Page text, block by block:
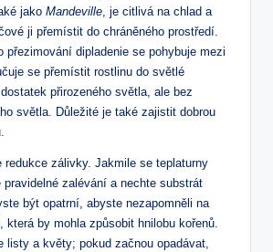
jako Mandeville, je citlivá⁢ na chlad ⁣a
ji přemístit do chráněného prostředí.
přezimování ⁢dipladenie se pohybuje mezi
se přemístit rostlinu do⁣ světlé
přirozeného ⁢světla, ale ​bez
světla. Důležité je také zajistit dobrou
redukce ‍zálivky. Jakmile se teplaturny
zalévání⁤ a nechte substrát⁤
být opatrní, abyste nezapomněli na
která by mohla‌ způsobit hnilobu ⁢kořenů.
listy ⁤a květy; pokud začnou opadávat,